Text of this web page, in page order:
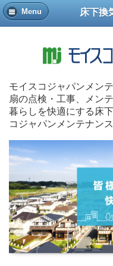
Menu
モイスコジャパンメン
扇の点検・工事、メン
暮らしを快適にする床
コジャパンメンテナン